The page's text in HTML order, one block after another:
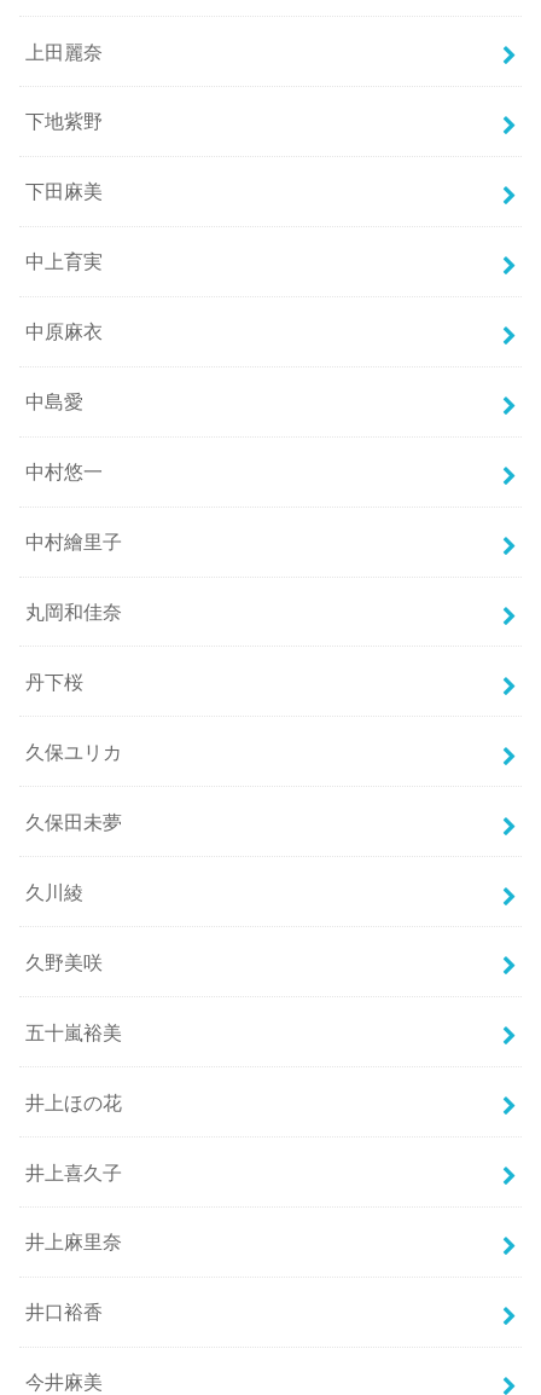
上田麗奈
下地紫野
下田麻美
中上育実
中原麻衣
中島愛
中村悠一
中村繪里子
丸岡和佳奈
丹下桜
久保ユリカ
久保田未夢
久川綾
久野美咲
五十嵐裕美
井上ほの花
井上喜久子
井上麻里奈
井口裕香
今井麻美